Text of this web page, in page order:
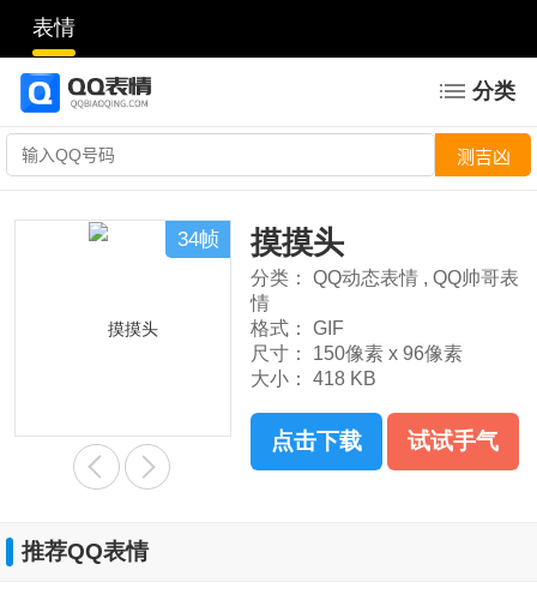
表情
分类
34帧 摸摸头
分类： QQ动态表情 , QQ帅哥表
情
格式：
GIF
尺寸：
150像素 x 96像素
大小：
418 KB
点击下载 试试手气
推荐QQ表情